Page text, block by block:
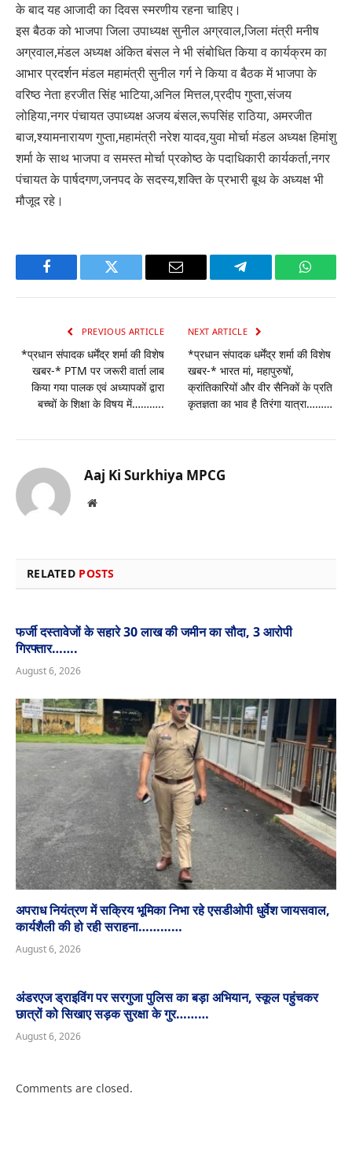
के बाद यह आजादी का दिवस स्मरणीय रहना चाहिए।
इस बैठक को भाजपा जिला उपाध्यक्ष सुनील अग्रवाल,जिला मंत्री मनीष
अग्रवाल,मंडल अध्यक्ष अंकित बंसल ने भी संबोधित किया व कार्यक्रम का
आभार प्रदर्शन मंडल महामंत्री सुनील गर्ग ने किया व बैठक में भाजपा के
वरिष्ठ नेता हरजीत सिंह भाटिया,अनिल मित्तल,प्रदीप गुप्ता,संजय
लोहिया,नगर पंचायत उपाध्यक्ष अजय बंसल,रूपसिंह राठिया, अमरजीत
बाज,श्यामनारायण गुप्ता,महामंत्री नरेश यादव,युवा मोर्चा मंडल अध्यक्ष हिमांशु
शर्मा के साथ भाजपा व समस्त मोर्चा प्रकोष्ठ के पदाधिकारी कार्यकर्ता,नगर
पंचायत के पार्षदगण,जनपद के सदस्य,शक्ति के प्रभारी बूथ के अध्यक्ष भी
मौजूद रहे।
Facebook Twitter Email Telegram
PREVIOUS ARTICLE
*प्रधान संपादक धर्मेंद्र शर्मा की विशेष
खबर-* PTM पर जरूरी वार्ता लाब
किया गया पालक एवं अध्यापकों द्वारा
बच्चों के शिक्षा के विषय में………..
NEXT ARTICLE
*प्रधान संपादक धर्मेंद्र शर्मा की विशेष
खबर-* भारत मां, महापुरुषों,
क्रांतिकारियों और वीर सैनिकों के प्रति
कृतज्ञता का भाव है तिरंगा यात्रा………
Aaj Ki Surkhiya MPCG
Website
RELATED POSTS
फर्जी दस्तावेजों के सहारे 30 लाख की जमीन का सौदा, 3 आरोपी
गिरफ्तार…….
August 6, 2026
अपराध नियंत्रण में सक्रिय भूमिका निभा रहे एसडीओपी धुर्वेश जायसवाल,
कार्यशैली की हो रही सराहना…………
August 6, 2026
अंडरएज ड्राइविंग पर सरगुजा पुलिस का बड़ा अभियान, स्कूल पहुंचकर
छात्रों को सिखाए सड़क सुरक्षा के गुर………
August 6, 2026
Comments are closed.